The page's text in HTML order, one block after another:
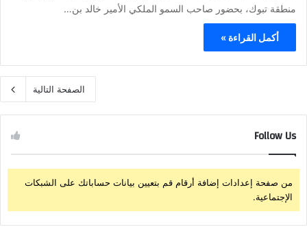
منطقة تبوك، بحضور صاحب السمو الملكي الأمير خالد بن…
أكمل القراءة »
الصفحة التالية
Follow Us
من صفحة إعدادات إضافة أرقام قم بتعيين بيانات حساباتك على الشبكات
الإجتماعية.